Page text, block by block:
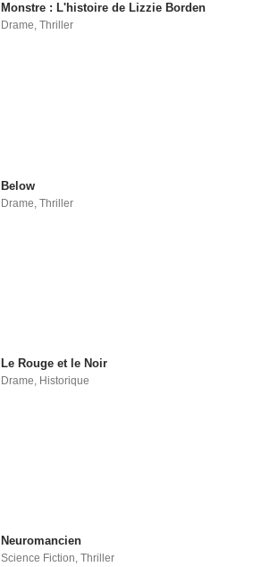
Monstre : L'histoire de Lizzie Borden
Drame,Thriller
Below
Drame ,Thriller
Le Rouge et le Noir
Drame, Historique
Neuromancien
Science Fiction,Thriller